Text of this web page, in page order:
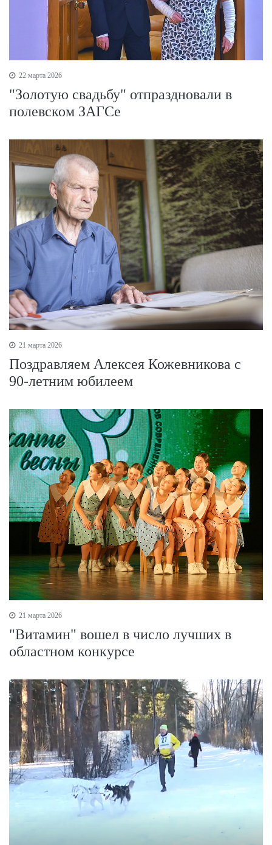
22 марта 2026
"Золотую свадьбу" отпраздновали в
полевском ЗАГСе
21 марта 2026
Поздравляем Алексея Кожевникова с
90-летним юбилеем
21 марта 2026
"Витамин" вошел в число лучших в
областном конкурсе